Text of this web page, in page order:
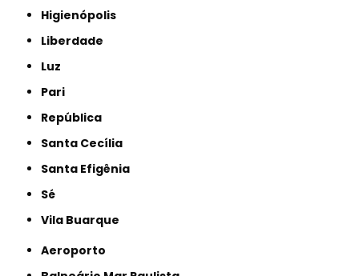
Higienópolis
Liberdade
Luz
Pari
República
Santa Cecília
Santa Efigênia
Sé
Vila Buarque
Aeroporto